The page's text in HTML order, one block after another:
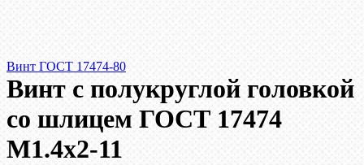
Винт ГОСТ 17474-80
Винт с полукруглой головкой
со шлицем ГОСТ 17474
М1.4х2-11